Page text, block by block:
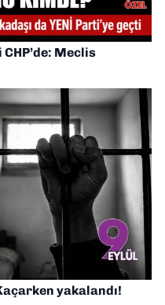
Meclis
yakalandı!